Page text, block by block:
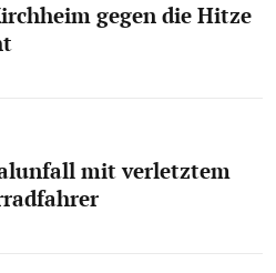
gegen die Hitze
mit verletztem